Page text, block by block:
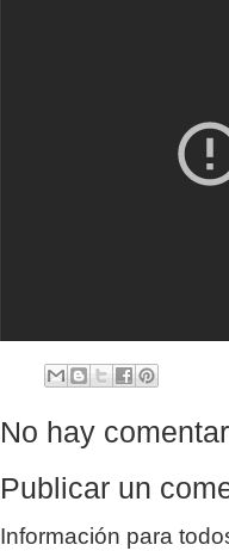
No hay
Publicar un
Información para